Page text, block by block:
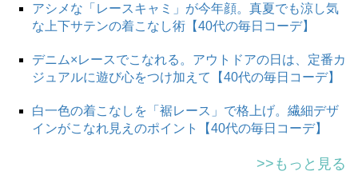
アシメな「レースキャミ」が今年顔。真夏でも涼し気
な上下サテンの着こなし術【40代の毎日コーデ】
デニム×レースでこなれる。アウトドアの日は、定番カ
ジュアルに遊び心をつけ加えて【40代の毎日コーデ】
白一色の着こなしを「裾レース」で格上げ。繊細デザ
インがこなれ見えのポイント【40代の毎日コーデ】
>>もっと見る